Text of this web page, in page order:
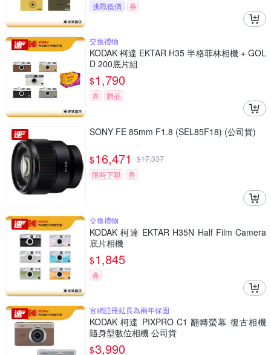
挑戰低價 券
交換禮物
KODAK 柯達 EKTAR H35 半格菲林相機 + GOL
D 200底片組
$1,790
券 贈品
SONY FE 85mm F1.8 (SEL85F18) (公司貨)
$16,471 $17,337
限時下殺
券
交換禮物
KODAK 柯達 EKTAR H35N Half Film Camera
底片相機
$1,845
券
官網註冊延長為兩年保固
KODAK 柯達 PIXPRO C1 翻轉螢幕 復古相機
隨身型數位相機 公司貨
$3,990